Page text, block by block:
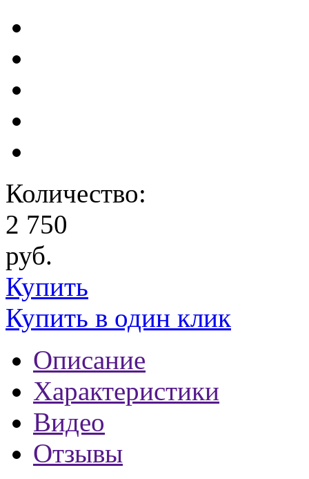
Количество:
2 750
руб.
Купить
Купить в один клик
Описание
Характеристики
Видео
Отзывы